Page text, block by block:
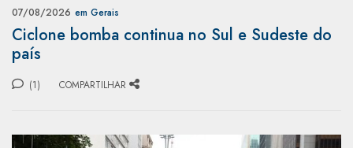
07/08/2026 em Gerais
Ciclone bomba continua no Sul e Sudeste do
país
(1) COMPARTILHAR